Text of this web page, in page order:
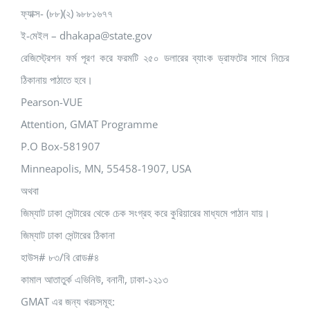
ফ্যাক্স- (৮৮)(২) ৯৮৮১৬৭৭
ই-মেইল – dhakapa@state.gov
রেজিস্ট্রেশন ফর্ম পূরণ করে ফরমটি ২৫০ ডলারের ব্যাংক ড্রাফটের সাথে নিচের
ঠিকানায় পাঠাতে হবে।
Pearson-VUE
Attention, GMAT Programme
P.O Box-581907
Minneapolis, MN, 55458-1907, USA
অথবা
জিম্যাট ঢাকা সেন্টারের থেকে চেক সংগ্রহ করে কুরিয়ারের মাধ্যমে পাঠান যায়।
জিম্যাট ঢাকা সেন্টারের ঠিকানা
হাউস# ৮৩/বি রোড#৪
কামাল আতাতুর্ক এভিনিউ, বনানী, ঢাকা-১২১৩
GMAT এর জন্য খরচসমূহ: